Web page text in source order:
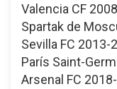
Valencia CF
Spartak de
Sevilla FC 2013-
París Saint-
Arsenal FC